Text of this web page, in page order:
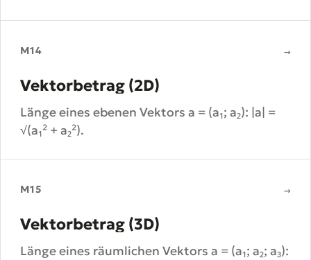
M14 →
Vektorbetrag (2D)
Länge eines ebenen Vektors a = (a₁; a₂): |a| =
√(a₁² + a₂²).
M15 →
Vektorbetrag (3D)
Länge eines räumlichen Vektors a = (a₁; a₂; a₃):